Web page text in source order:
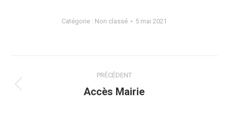
Catégorie : Non classé 5 mai 2021
article
PRÉCÉDENT
Article
Accès Mairie